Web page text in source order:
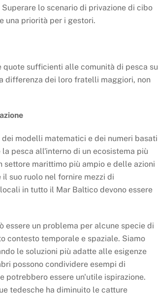
lo scenario di privazione di cibo
una priorità per i gestori.
sufficienti alle comunità di pesca su
differenza dei loro fratelli maggiori, non
modelli matematici e dei numeri basati
pesca all'interno di un ecosistema più
marittimo più ampio e delle azioni
suo ruolo nel fornire mezzi di
in tutto il Mar Baltico devono essere
essere un problema per alcune specie di
contesto temporale e spaziale. Siamo
le soluzioni più adatte alle esigenze
possono condividere esempi di
potrebbero essere un'utile ispirazione.
tedesche ha diminuito le catture